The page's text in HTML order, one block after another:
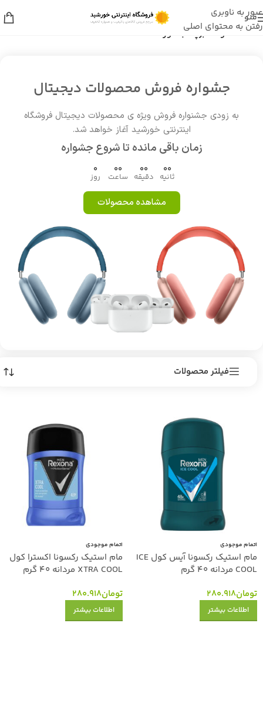
عبور به ناوبری
رفتن به محتوای اصلی
منو
خانه/ محصولات برچسب خورده “rexona”
جشواره فروش محصولات دیجیتال
به زودی جشنواره فروش ویژه ی محصولات دیجیتال فروشگاه
اینترنتی خورشید آغاز خواهد شد.
زمان باقی مانده تا شروع جشواره
0
روز
00
ساعت
00
دقیقه
00
ثانیه
مشاهده محصولات
فیلتر محصولات
اتمام موجودی
مام استیک رکسونا آیس کول ICE
COOL مردانه 40 گرم
تومان280.918
اطلاعات بیشتر
اتمام موجودی
مام استیک رکسونا اکسترا کول
XTRA COOL مردانه 40 گرم
تومان280.918
اطلاعات بیشتر